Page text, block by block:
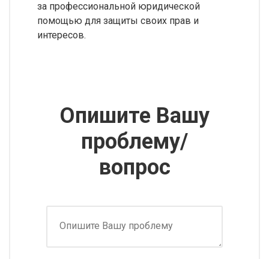
за профессиональной юридической
помощью для защиты своих прав и
интересов.
Опишите Вашу
проблему/
вопрос